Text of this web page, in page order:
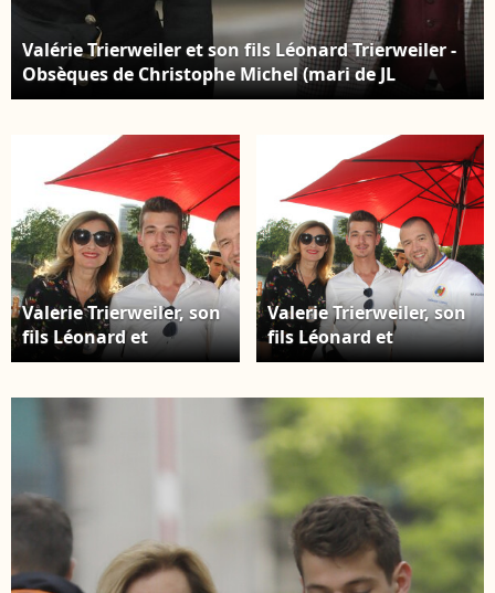
Valérie Trierweiler et son fils Léonard Trierweiler -
Obsèques de Christophe Michel (mari de JL
Romero) au crématorium du cimetière du Père
Valerie Trierweiler, son
fils Léonard et
Guillaume Gomez (chef
Paris Yacht Marina à
Paris, France, le 28 juin
2018. © Philippe
Baldini/Bestimage
Valerie Trierweiler, son
fils Léonard et
Guillaume Gomez (chef
de l'Elysée) - 6ème
édition du Trophée de
la Pétanque
Gastronomique au
Paris Yacht Marina à
Paris, France, le 28 juin
2018. © Philippe
Baldini/Bestimage